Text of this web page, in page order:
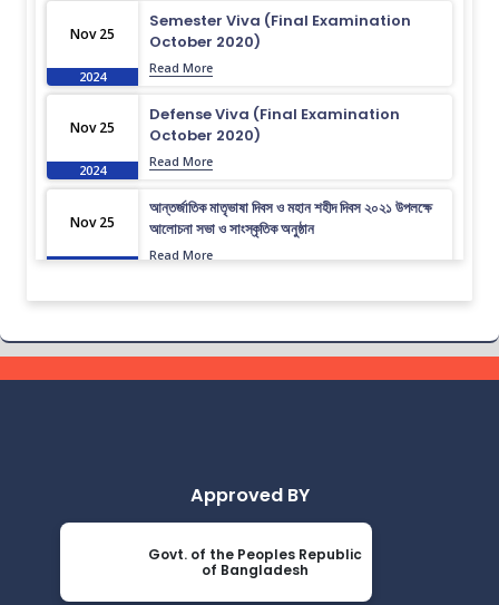
Nov 25
2024
Semester Viva (Final Examination
October 2020)
Read More
Nov 25
2024
Defense Viva (Final Examination
October 2020)
Read More
Nov 25
2024
আন্তর্জাতিক মাতৃভাষা দিবস ও মহান শহীদ দিবস ২০২১ উপলক্ষে
আলোচনা সভা ও সাংস্কৃতিক অনুষ্ঠান
Read More
2024
গণ বিশ্ববিদ্যালয় আন্তঃবিভাগ ক্রীড়া প্রতিযোগিতা-২০২৪
কোরাল ইগার শিক্ষা বৃত্তিতে মনোনিত শিক্ষার্থীদের নামের তালিকাঃ
Read More
ধূমপান, পান সেবন করা ও মাদক সেবন করা সম্পূর্ণ নিষিদ্ধ।
Approved BY
Govt. of the Peoples Republic
of Bangladesh